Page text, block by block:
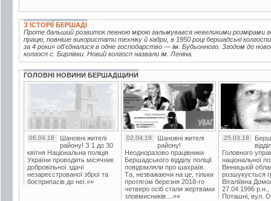
З ІСТОРІЇ БЕРШАДІ
Проте дальший розвиток певною мірою гальмувався невеликими розмірами
працю, повніше використати техніку й кадри, в 1950 році бершадські
за 4 роки» об'єдналися в одне господарство — ім. Будьонного. Згодом до
колгосп с. Бирлівки. Новий колгосп назвали ім. Леніна.
ГОЛОВНІ НОВИНИ БЕРШАДЩИНИ
06.04.18
Шановні жителі
району! З 1 до 30
квітня Національна поліція
України проводить місячник
добровільної здачі
незареєстрованої зброї та
боєприпасів до неї.»»
02.04.18
Шановні жителі
району!
Неодноразово працівники
Бершадського відділу поліції
повідомляли про шахраїв.
Та, незважаючи на це, тільки
протягом березня 2018-го
четверо осіб стали жертвами
зловмисників....»»
25.03.18
Головного
національної
Вінницькій
розшукується
Віталіївна
27.04.1996 р.н.,
Поташні, вул.